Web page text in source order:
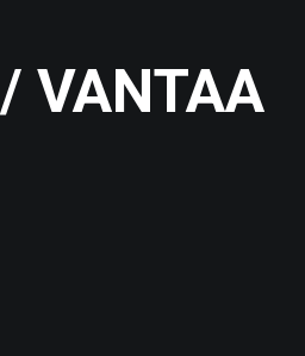
VANTAA